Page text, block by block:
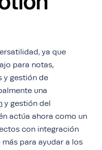
ya que
para notas,
y gestión de
una
y gestión del
actúa ahora como un
con integración
para ayudar a los